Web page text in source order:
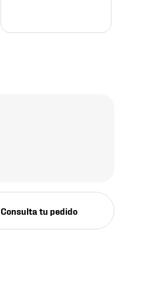
Consulta tu pedido